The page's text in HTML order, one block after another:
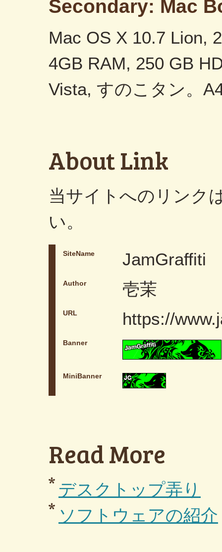
Secondary: Mac
Mac OS X 10.7 Lion,
4GB RAM, 250 GB
Vista, すのこタン。
About Link
当サイトへのリンク
い。
SiteName JamGraffiti
Author 壱茉
URL https://
Banner
MiniBanner
Read More
デスクトップ弄り
ソフトウェアの紹介